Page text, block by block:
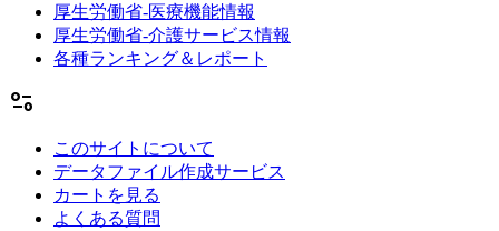
厚生労働省-医療機能情報
厚生労働省-介護サービス情報
各種ランキング＆レポート
page_info
このサイトについて
データファイル作成サービス
カートを見る
よくある質問